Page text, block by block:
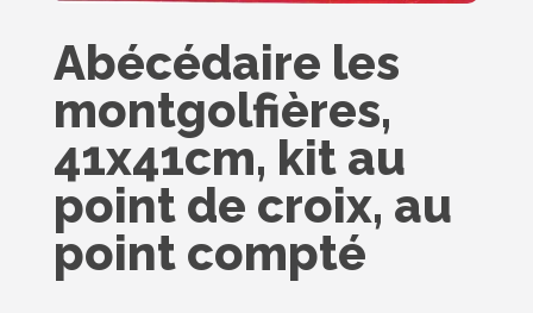
Abécédaire les
montgolfières,
41x41cm, kit au
point de croix, au
point compté